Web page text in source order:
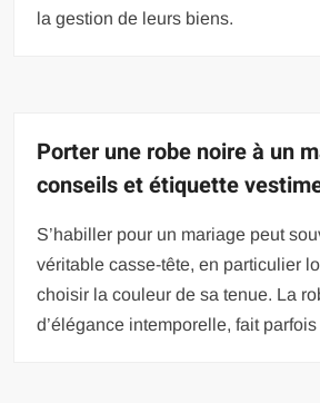
la gestion de leurs biens.
Porter une robe noire à un
conseils et étiquette
S’habiller pour un mariage peut
véritable casse-tête, en particulier
choisir la couleur de sa tenue. La
d’élégance intemporelle, fait parfois